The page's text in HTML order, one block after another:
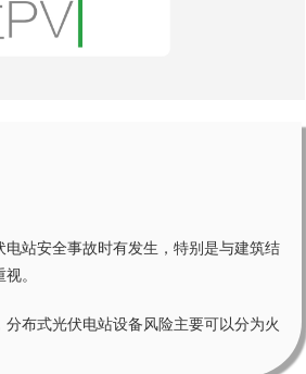
站安全事故时有发生，特别是与建筑结
。
分布式光伏电站设备风险主要可以分为火